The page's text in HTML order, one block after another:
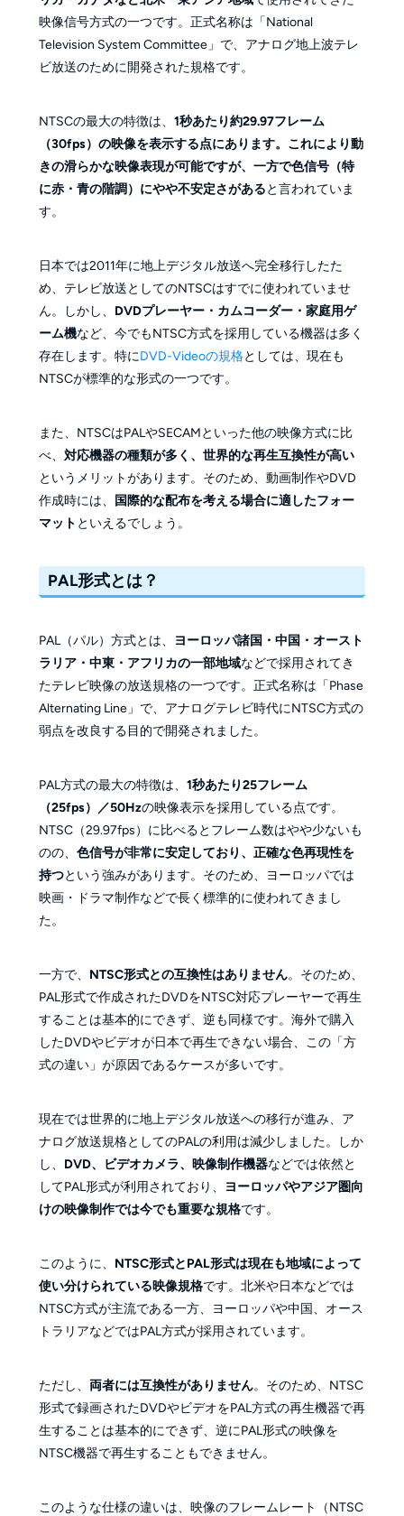
映像信号方式の一つです。正式名称は「National
Television System Committee」で、アナログ地上波テレ
ビ放送のために開発された規格です。
NTSCの最大の特徴は、 1秒あたり約29.97フレーム
（30fps） の映像を表示する点にあります。これにより動
きの滑らかな映像表現が可能ですが、一方で色信号（特
に赤・青の階調）にやや不安定さがあると言われていま
す。
日本では2011年に地上デジタル放送へ完全移行したた
め、テレビ放送としてのNTSCはすでに使われていませ
ん。しかし、 DVDプレーヤー・カムコーダー・家庭用ゲ
ーム機など、今でもNTSC方式を採用している機器は多く
存在します。特にDVD-Videoの規格としては、現在も
NTSCが標準的な形式の一つです。
また、NTSCはPALやSECAMといった他の映像方式に比
べ、 対応機器の種類が多く、世界的な再生互換性が高い
というメリットがあります。そのため、動画制作やDVD
作成時には、
国際的な配布を考える場合に適したフォー
マット といえるでしょう。
PAL形式とは？
PAL（パル）方式とは、
ヨーロッパ諸国・中国・オースト
ラリア・中東・アフリカの一部地域などで採用されてき
たテレビ映像の放送規格の一つです。正式名称は「Phase
Alternating Line」で、アナログテレビ時代にNTSC方式の
弱点を改良する目的で開発されました。
PAL方式の最大の特徴は、 1秒あたり25フレーム
（25fps）／50Hzの映像表示を採用している点です。
NTSC（29.97fps）に比べるとフレーム数はやや少ないも
のの、 色信号が非常に安定しており、正確な色再現性を
持つという強みがあります。そのため、ヨーロッパでは
映画・ドラマ制作などで長く標準的に使われてきまし
た。
一方で、 NTSC形式との互換性はありません。そのため、
PAL形式で作成されたDVDをNTSC対応プレーヤーで再生
することは基本的にできず、逆も同様です。海外で購入
したDVDやビデオが日本で再生できない場合、この「方
式の違い」が原因であるケースが多いです。
現在では世界的に地上デジタル放送への移行が進み、ア
ナログ放送規格としてのPALの利用は減少しました。しか
し、 DVD、ビデオカメラ、映像制作機器などでは依然と
してPAL形式が利用されており、
ヨーロッパやアジア圏向
けの映像制作では今でも重要な規格です。
このように、 NTSC形式とPAL形式は現在も地域によって
使い分けられている映像規格です。北米や日本などでは
NTSC方式が主流である一方、ヨーロッパや中国、オース
トラリアなどではPAL方式が採用されています。
ただし、 両者には互換性がありません。そのため、NTSC
形式で録画されたDVDやビデオをPAL方式の再生機器で再
生することは基本的にできず、逆にPAL形式の映像を
NTSC機器で再生することもできません。
このような仕様の違いは、映像のフレームレート（NTSC